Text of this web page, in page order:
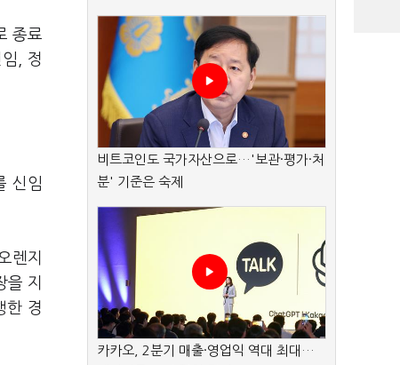
종료
, 정
신임
렌지
지
한 경
비트코인도 국가자산으로…'보관·평가·처
분' 기준은 숙제
카카오, 2분기 매출·영업익 역대 최대…